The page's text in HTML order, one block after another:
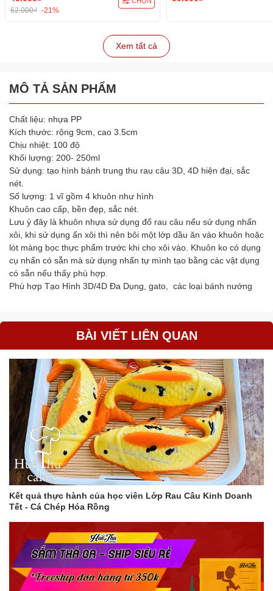
62.000₫ -21%
Xem tất cả
MÔ TẢ SẢN PHẨM
Chất liệu: nhựa PP
Kích thước: rộng 9cm, cao 3.5cm
Chịu nhiệt: 100 độ
Khối lượng: 200- 250ml
Sử dụng: tạo hình bánh trung thu rau câu 3D, 4D hiện đại, sắc
nét.
Số lượng: 1 vĩ gồm 4 khuôn như hình
Khuôn cao cấp, bền đẹp, sắc nét.
Lưu ý đây là khuôn nhựa sử dụng đổ rau câu nếu sử dụng nhấn
xôi, khi sử dụng ấn xôi thì nên bôi một lớp dầu ăn vào khuôn hoặc
lót màng bọc thực phẩm trước khi cho xôi vào. Khuôn ko có dụng
cụ nhấn có sẵn mà sử dụng nhấn tự mình tạo bằng các vật dụng
có sẵn nếu thấy phù hợp.
Phù hợp Tạo Hình 3D/4D Đa Dụng, gato, các loại bánh nướng
BÀI VIẾT LIÊN QUAN
Kết quả thực hành của học viên Lớp Rau Câu Kinh Doanh
Tết - Cá Chép Hóa Rồng